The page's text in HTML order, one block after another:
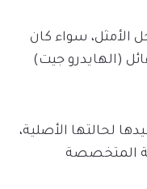
الأمثل، سواء كان
(الهايدرو جيت)
لحالتها الأصلية،
المتخصصة